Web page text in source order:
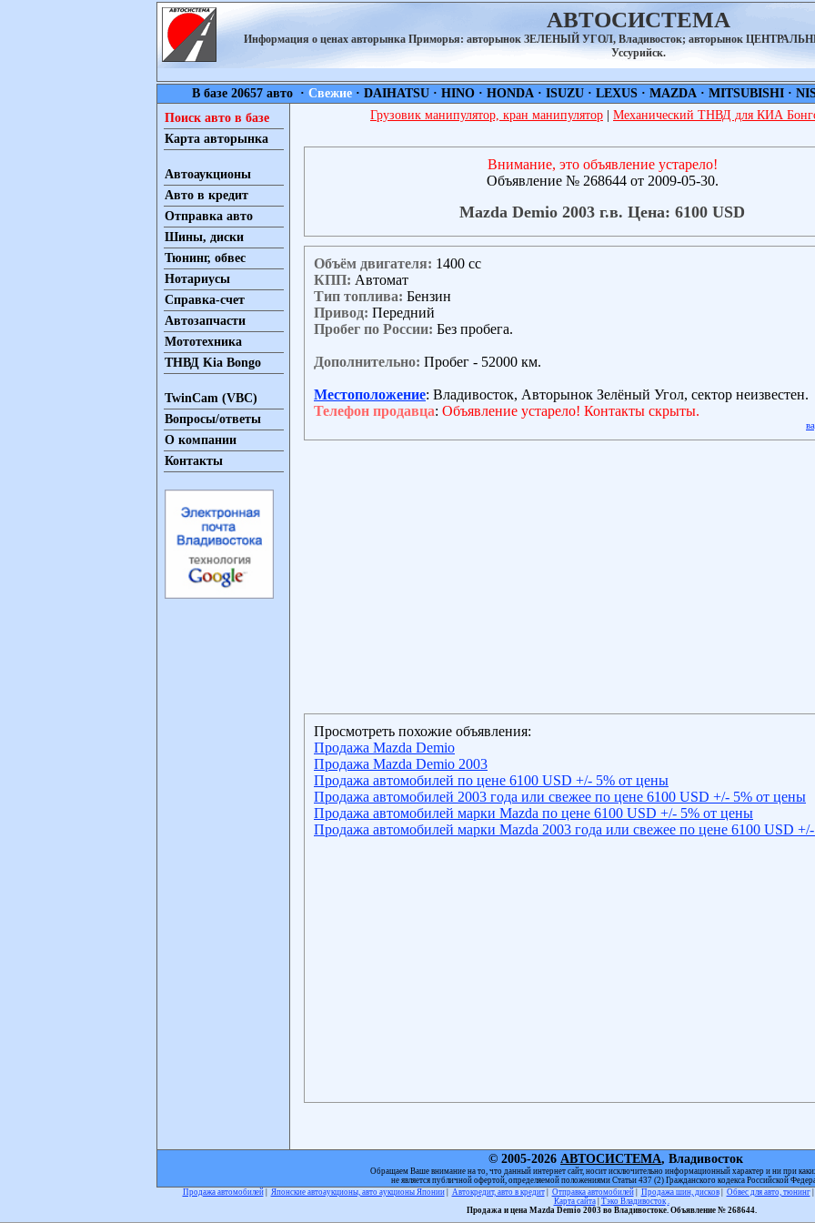
АВТОСИСТЕМА
Информация о ценах авторынка Приморья: авторынок ЗЕЛЕНЫЙ УГОЛ, Владивосток; авторынок
Уссурийск.
В базе 20657 авто · Свежие· DAIHATSU· HINO· HONDA· ISUZU· LEXUS· MAZDA· MITSUBISHI·
Поиск авто в базе
Карта авторынка
Автоаукционы
Авто в кредит
Отправка авто
Шины, диски
Тюнинг, обвес
Нотариусы
Справка-счет
Автозапчасти
Мототехника
ТНВД Kia Bongo
TwinCam (VBC)
Вопросы/ответы
О компании
Контакты
Грузовик манипулятор, кран манипулятор Механический ТНВД для КИА
Внимание, это объявление устарело!
Объявление № 268644 от 2009-05-30.
Mazda Demio 2003 г.в. Цена: 6100 USD
Объём двигателя: 1400 сс
КПП: Автомат
Тип топлива: Бензин
Привод: Передний
Пробег по России: Без пробега.
Дополнительно: Пробег - 52000 км.
Местоположение: Владивосток, Авторынок Зелёный Угол, сектор неизвестен.
Телефон продавца: Объявление устарело! Контакты скрыты.
Просмотреть похожие объявления:
Продажа Mazda Demio
Продажа Mazda Demio 2003
Продажа автомобилей по цене 6100 USD +/- 5% от цены
Продажа автомобилей 2003 года или свежее по цене 6100 USD +/- 5% от цены
Продажа автомобилей марки Mazda по цене 6100 USD +/- 5% от цены
Продажа автомобилей марки Mazda 2003 года или свежее по цене 6100 USD
© 2005-2026 АВТОСИСТЕМА, Владивосток
Обращаем Ваше внимание на то, что данный интернет сайт, носит исключительно информационный характер и ни при
не является публичной офертой, определяемой положениями Статьи 437 (2) Гражданского кодекса Российской
Продажа автомобилей| Японские автоаукционы, авто аукционы Японии| Автокредит, авто в кредит| Отправка автомобилей| Продажа шин, дисков| Обвес для авто, тюнинг|
Карта сайта| Тэко Владивосток
Продажа и цена Mazda Demio 2003 во Владивостоке. Объявление № 268644.